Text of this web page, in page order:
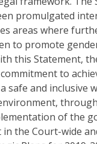
promulgated
areas where
to promote
this Statement,
to
safe and inclusive
of the
the Court-wide